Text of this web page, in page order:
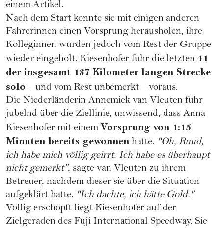
einem Artikel.
Nach dem Start konnte sie mit einigen anderen
Fahrerinnen einen Vorsprung herausholen, ihre
Kolleginnen wurden jedoch vom Rest der Gruppe
wieder eingeholt. Kiesenhofer fuhr die letzten 41
der insgesamt 137 Kilometer langen Strecke
solo – und vom Rest unbemerkt – voraus.
Die Niederländerin Annemiek van Vleuten fuhr
jubelnd über die Ziellinie, unwissend, dass Anna
Kiesenhofer mit einem Vorsprung von 1:15
Minuten bereits gewonnen hatte. "Oh, Ruud,
ich habe mich völlig geirrt. Ich habe es überhaupt
nicht gemerkt", sagte van Vleuten zu ihrem
Betreuer, nachdem dieser sie über die Situation
aufgeklärt hatte. "Ich dachte, ich hätte Gold."
Völlig erschöpft liegt Kiesenhofer auf der
Zielgeraden des Fuji International Speedway. Sie